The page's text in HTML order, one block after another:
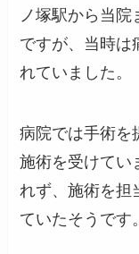
ノ塚駅から当
ですが、当時は
れていました。
病院では手術を
施術を受けてい
れず、施術を担
ていたそうです。